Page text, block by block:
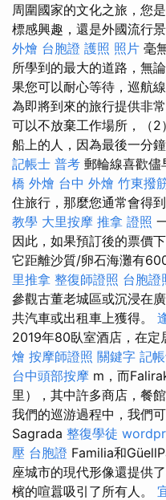
周圍國家的文化之旅，您
標感興趣，還是外國流行
外燴 台胞證 護照 照片 毫
所學到的最大的道路，無
果您可以耐心等待，巡航
為即將到來的旅行提供非
可以不放棄工作場所，（
船上的人，因為最後一分
記帳士 普考 郵輪線喜歡儘
橋 外燴 台中 外燴 竹東撥
住旅行，那麼您通常會得
教學 大里按摩 推拿 證照
因此，如果預訂後的票價
它距離沙質/卵石海灘有
里推拿 整復師證照 台胞證
參觀古董老城區或沉浸在
共汽車或出租車上獲得。
2019年80臥室酒店，在定
燴 按摩師證照 關鍵字 記
台中頭部按摩 m，而
里），其中許多商店，餐
我們的巡游過程中，我們
Sagrada 整復學徒
壓 台胞證 Familia和
座城市的現代形像還提供
檳的喧囂吸引了所有人。